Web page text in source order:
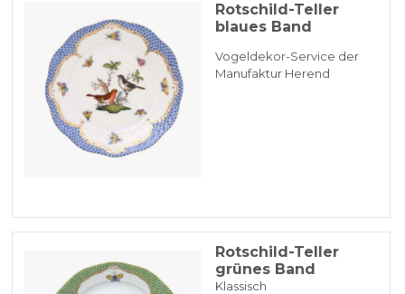
Rotschild-Teller
blaues Band
Vogeldekor-Service der
Manufaktur Herend
Rotschild-Teller
grünes Band
Klassisch